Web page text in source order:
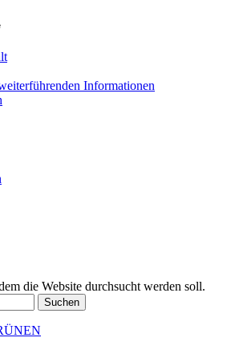
Informationen
die Website durchsucht werden soll.
Suchen